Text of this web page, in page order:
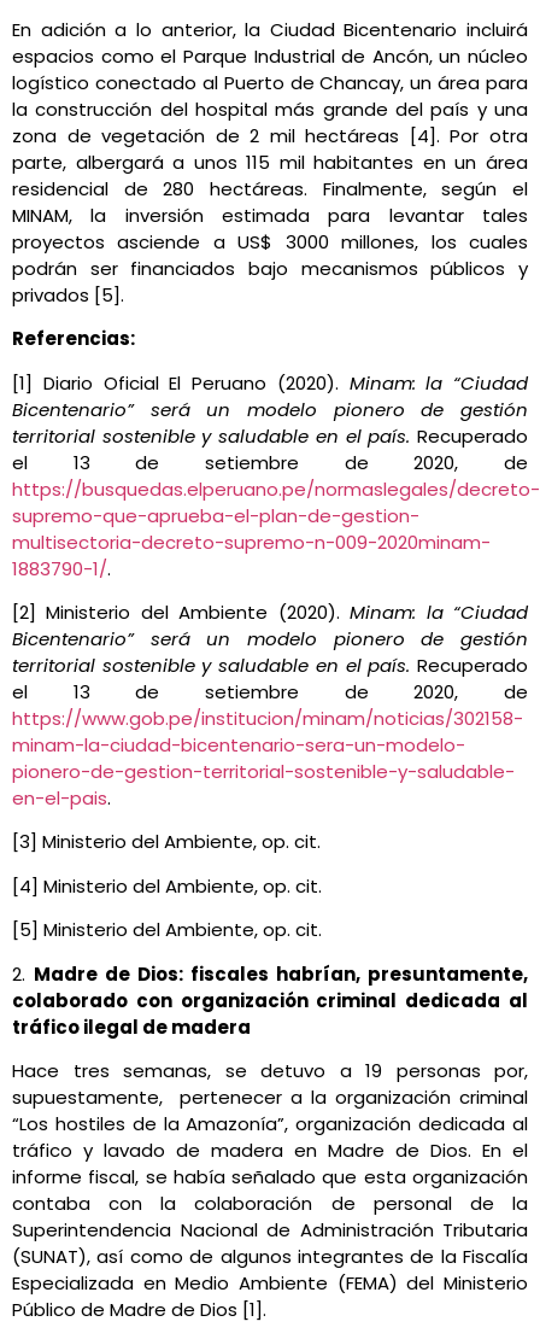
En adición a lo anterior, la Ciudad Bicentenario incluirá
espacios como el Parque Industrial de Ancón, un núcleo
logístico conectado al Puerto de Chancay, un área para
la construcción del hospital más grande del país y una
zona de vegetación de 2 mil hectáreas [4]. Por otra
parte, albergará a unos 115 mil habitantes en un área
residencial de 280 hectáreas. Finalmente, según el
MINAM, la inversión estimada para levantar tales
proyectos asciende a US$ 3000 millones, los cuales
podrán ser financiados bajo mecanismos públicos y
privados [5].
Referencias:
[1] Diario Oficial El Peruano (2020). Minam: la “Ciudad
Bicentenario” será un modelo pionero de gestión
territorial sostenible y saludable en el país. Recuperado
el 13 de setiembre de 2020, de
https://busquedas.elperuano.pe/normaslegales/decreto-
supremo-que-aprueba-el-plan-de-gestion-
multisectoria-decreto-supremo-n-009-2020minam-
1883790-1/.
[2] Ministerio del Ambiente (2020).Minam: la “Ciudad
Bicentenario” será un modelo pionero de gestión
territorial sostenible y saludable en el país. Recuperado
el 13 de setiembre de 2020, de
https://www.gob.pe/institucion/minam/noticias/302158-
minam-la-ciudad-bicentenario-sera-un-modelo-
pionero-de-gestion-territorial-sostenible-y-saludable-
en-el-pais.
[3] Ministerio del Ambiente, op. cit.
[4] Ministerio del Ambiente, op. cit.
[5] Ministerio del Ambiente, op. cit.
2. Madre de Dios: fiscales habrían, presuntamente,
colaborado con organización criminal dedicada al
tráfico ilegal de madera
Hace tres semanas, se detuvo a 19 personas por,
supuestamente, pertenecer a la organización criminal
“Los hostiles de la Amazonía”, organización dedicada al
tráfico y lavado de madera en Madre de Dios. En el
informe fiscal, se había señalado que esta organización
contaba con la colaboración de personal de la
Superintendencia Nacional de Administración Tributaria
(SUNAT), así como de algunos integrantes de la Fiscalía
Especializada en Medio Ambiente (FEMA) del Ministerio
Público de Madre de Dios [1].